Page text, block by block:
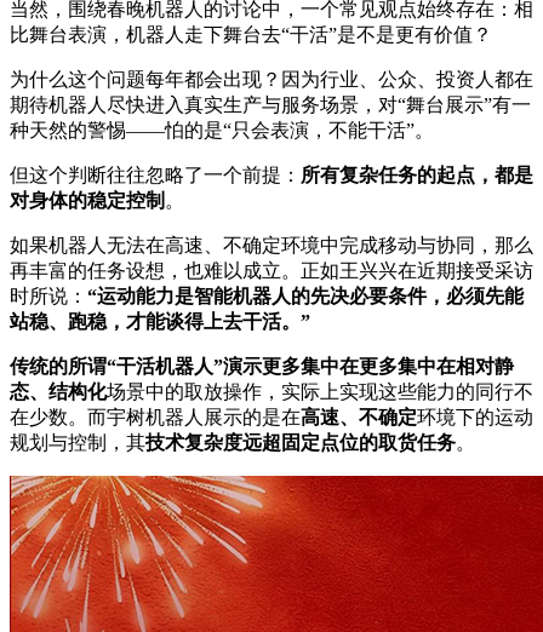
当然，围绕春晚机器人的讨论中，一个常见观点始终存在：相
比舞台表演，机器人走下舞台去“干活”是不是更有价值？
为什么这个问题每年都会出现？因为行业、公众、投资人都在
期待机器人尽快进入真实生产与服务场景，对“舞台展示”有一
种天然的警惕——怕的是“只会表演，不能干活”。
但这个判断往往忽略了一个前提： 所有复杂任务的起点，都是
对身体的稳定控制 。
如果机器人无法在高速、不确定环境中完成移动与协同，那么
再丰富的任务设想，也难以成立。正如王兴兴在近期接受采访
时所说： “运动能力是智能机器人的先决必要条件，必须先能
站稳、跑稳，才能谈得上去干活。”
传统的所谓“干活机器人”演示更多集中在更多集中在相对静
态、结构化场景中的取放操作，实际上实现这些能力的同行不
在少数。而宇树机器人展示的是在高速、不确定环境下的运动
规划与控制，其技术复杂度远超固定点位的取货任务。